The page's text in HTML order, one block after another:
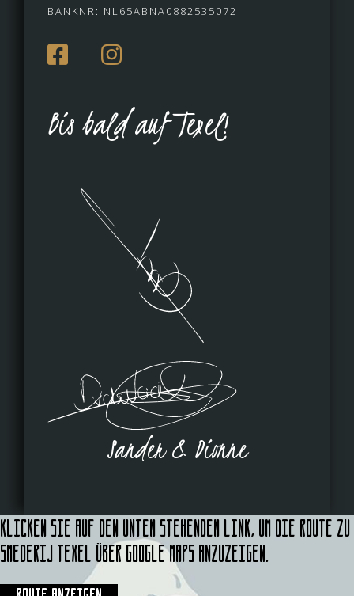
BANKNR: NL65ABNA0882535072
Bis bald auf Texel!
Sander & Dionne
Klicken Sie auf den unten stehenden Link, um die Route zu
Smederij Texel über Google Maps anzuzeigen.